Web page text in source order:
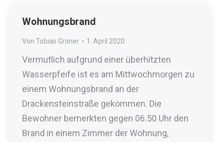
Wohnungsbrand
Von Tobias Groner 1. April 2020
Vermutlich aufgrund einer überhitzten
Wasserpfeife ist es am Mittwochmorgen zu
einem Wohnungsbrand an der
Drackensteinstraße gekommen. Die
Bewohner bemerkten gegen 06.50 Uhr den
Brand in einem Zimmer der Wohnung,